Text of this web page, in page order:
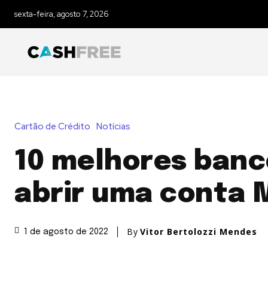
sexta-feira, agosto 7, 2026
Cartão de Crédito Notícias
10 melhores
abrir uma conta
1 de agosto de 2022 By Vitor Bertolozzi Mendes